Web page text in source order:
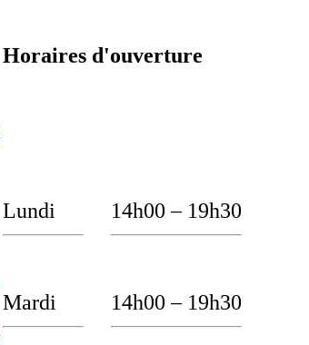
Horaires d'ouverture
Lundi 14h00 – 19h30
Mardi 14h00 – 19h30